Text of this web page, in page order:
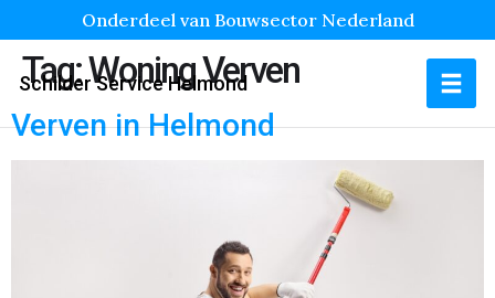
Onderdeel van Bouwsector Nederland
Schilder Service Helmond
Tag:Woning Verven
Verven in Helmond